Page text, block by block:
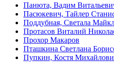
Панюта, Вадим
Пасюкевич, Тайлер
Поддубная, Светала
Протасов Виталий
Прохор Макаров
Пташкина Светлана
Пупкин, Костя